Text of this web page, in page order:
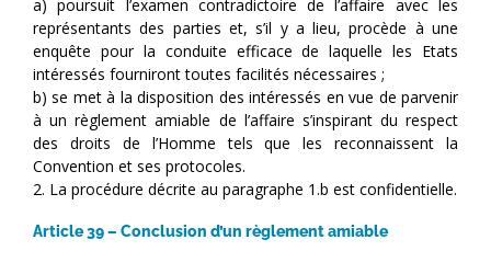
a) poursuit l’examen contradictoire de l’affaire avec les
représentants des parties et, s’il y a lieu, procède à une
enquête pour la conduite efficace de laquelle les Etats
intéressés fourniront toutes facilités nécessaires ;
b) se met à la disposition des intéressés en vue de parvenir
à un règlement amiable de l’affaire s’inspirant du respect
des droits de l’Homme tels que les reconnaissent la
Convention et ses protocoles.
2. La procédure décrite au paragraphe 1.b est confidentielle.
Article 39 – Conclusion d’un règlement amiable